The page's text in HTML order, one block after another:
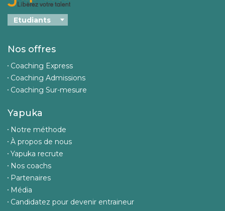
Nos offres
Coaching Express
Coaching Admissions
Coaching Sur-mesure
Yapuka
Notre méthode
À propos de nous
Yapuka recrute
Nos coachs
Partenaires
Média
Candidatez pour devenir entraineur